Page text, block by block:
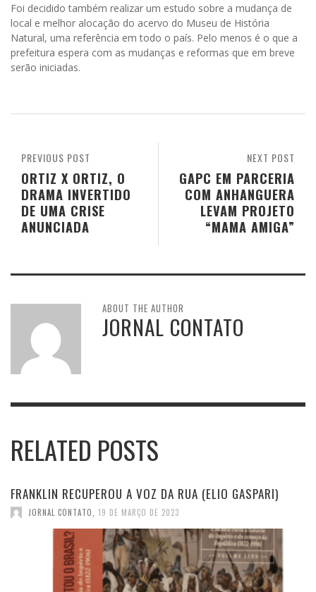
Foi decidido também realizar um estudo sobre a mudança de
local e melhor alocação do acervo do Museu de História
Natural, uma referência em todo o país. Pelo menos é o que a
prefeitura espera com as mudanças e reformas que em breve
serão iniciadas.
NEXT POST
GAPC EM PARCERIA
COM ANHANGUERA
LEVAM PROJETO
“MAMA AMIGA”
PREVIOUS POST
ORTIZ X ORTIZ, O
DRAMA INVERTIDO
DE UMA CRISE
ANUNCIADA
ABOUT THE AUTHOR
JORNAL CONTATO
RELATED POSTS
FRANKLIN RECUPEROU A VOZ DA RUA (ELIO GASPARI)
JORNAL CONTATO 19 DE MARÇO DE 2023